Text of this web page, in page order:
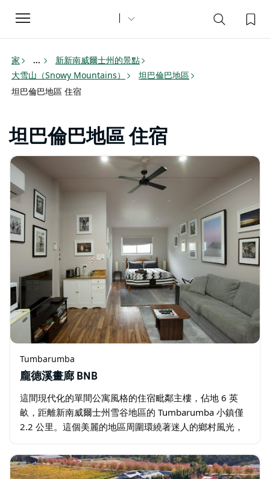
Toggle
navigation
家 ...
新新南威爾士州的景點
大雪山（Snowy Mountains）
坦巴倫巴地區
坦巴倫巴地區 住宿
坦巴倫巴地區 住宿
Tumbarumba
龐德溪畫廊 BNB
這間現代化的單間公寓風格的住宿毗鄰主樓，佔地 6 英
畝，距離新南威爾士州雪谷地區的 Tumbarumba 小鎮僅
2.2 公里。這個美麗的地區周圍環繞著迷人的鄉村風光，